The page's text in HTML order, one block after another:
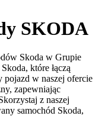
SKODA
Skoda w Grupie
które łączą
pojazd w naszej ofercie
zapewniając
z naszej
samochód Skoda,